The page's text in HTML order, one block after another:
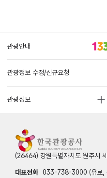
관광안내
관광정보 수정/신규요청
관광정보
(26464) 강원특별자치도 원주시
대표전화 033-738-3000 (유료,